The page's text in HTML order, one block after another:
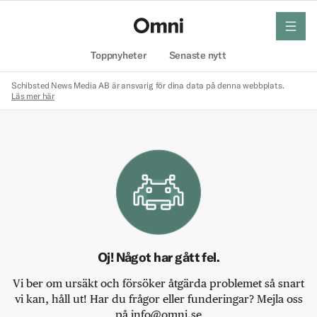
Toppnyheter Senaste nytt
meny
Schibsted News Media AB är ansvarig för dina data på denna webbplats.
Läs mer här
Oj! Något har gått fel.
Vi ber om ursäkt och försöker åtgärda problemet så snart
vi kan, håll ut! Har du frågor eller funderingar? Mejla oss